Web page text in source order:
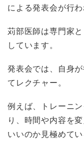
による発表会が行わ
苅部医師は専門家
しています。
発表会では、自身
てレクチャー。
例えば、トレーニ
り、時間や内容を
いいのか見極めてい